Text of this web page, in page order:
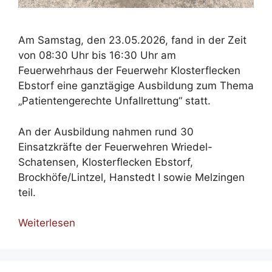
Am Samstag, den 23.05.2026, fand in der Zeit
von 08:30 Uhr bis 16:30 Uhr am
Feuerwehrhaus der Feuerwehr Klosterflecken
Ebstorf eine ganztägige Ausbildung zum Thema
„Patientengerechte Unfallrettung“ statt.
An der Ausbildung nahmen rund 30
Einsatzkräfte der Feuerwehren Wriedel-
Schatensen, Klosterflecken Ebstorf,
Brockhöfe/Lintzel, Hanstedt I sowie Melzingen
teil.
Weiterlesen